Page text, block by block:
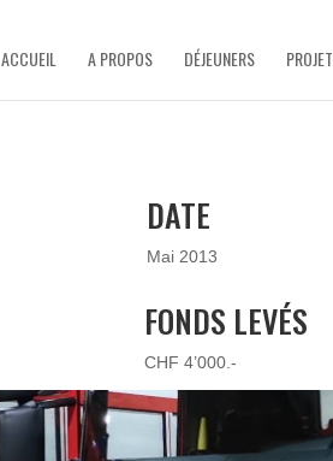
ACCUEIL A PROPOS DÉJEUNERS
DATE
Mai 2013
FONDS LEVÉS
CHF 4’000.-